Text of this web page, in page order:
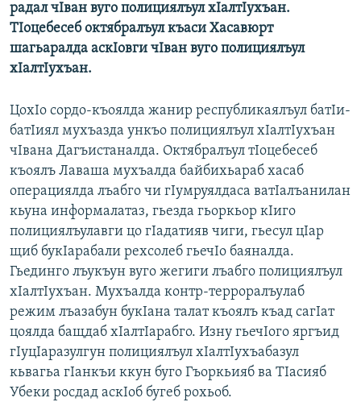
радал чIван вуго полициялъул хIалтIухъан.
ТIоцебесеб октябралъул къаси Хасавюрт
шагьаралда аскIовги чIван вуго полициялъул
хIалтIухъан.
ЦохIо сордо-къоялда жанир республикаялъул батIи-
батIиял мухъазда ункъо полициялъул хIалтIухъан
чIвана Дагъистаналда. Октябралъул тIоцебесеб
къоялъ Лаваша мухъалда байбихьараб хасаб
операциялда лъабго чи гIумруялдаса ватIалъанилан
кьуна информалатаз, гьезда гьоркьор кIиго
полициялъулавги цо гIадатияв чиги, гьесул цIар
щиб букIарабали рехсолеб гьечIо баяналда.
Гьединго лъукъун вуго жегиги лъабго полициялъул
хIалтIухъан. Мухъалда контр-терроралъулаб
режим лъазабун букIана талат къоялъ къад сагIат
цоялда бащдаб хIалтIарабго. Изну гьечIого яргъид
гIуцIаразулгун полициялъул хIалтIухъабазул
кьвагьа гIанкъи ккун буго Гъоркьияб ва ТIасияб
Убеки росдад аскIоб бугеб рохьоб.